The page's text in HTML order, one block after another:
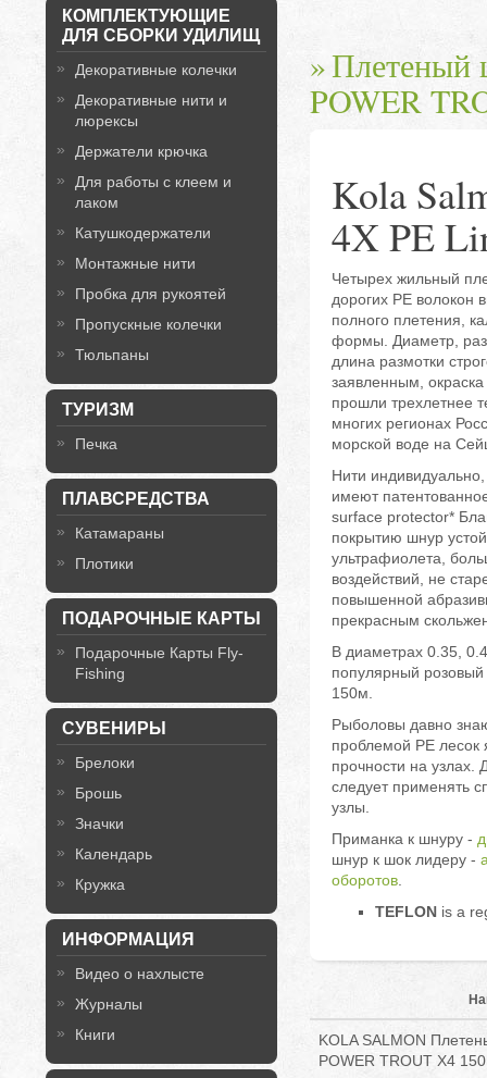
КОМПЛЕКТУЮЩИЕ
ДЛЯ СБОРКИ УДИЛИЩ
Декоративные колечки
Декоративные нити и
люрексы
Держатели крючка
Для работы с клеем и
лаком
Катушкодержатели
Монтажные нити
Пробка для рукоятей
Пропускные колечки
Тюльпаны
ТУРИЗМ
Печка
ПЛАВСРЕДСТВА
Катамараны
Плотики
ПОДАРОЧНЫЕ КАРТЫ
Подарочные Карты Fly-
Fishing
СУВЕНИРЫ
Брелоки
Брошь
Значки
Календарь
Кружка
ИНФОРМАЦИЯ
Видео о нахлысте
Журналы
Книги
Плетеный
POWER
Kola
4X PE
Четырех жильный
дорогих PE волокон
полного плетения,
формы. Диаметр,
длина размотки
заявленным,
прошли трехлетнее
многих регионах
морской воде на
Нити
имеют
surface protector*
покрытию шнур
ультрафиолета,
воздействий, не
повышенной
прекрасным
В диаметрах 0.35,
популярный розовый
150м.
Рыболовы давно
проблемой PE лесок
прочности на узлах.
следует применять
узлы.
Приманка к шнуру -
шнур к шок лидеру -
оборотов.
TEFLONis a
KOLA SALMON
POWER TROUT X4